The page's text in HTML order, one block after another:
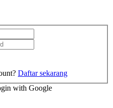
Daftar sekarang
with Google